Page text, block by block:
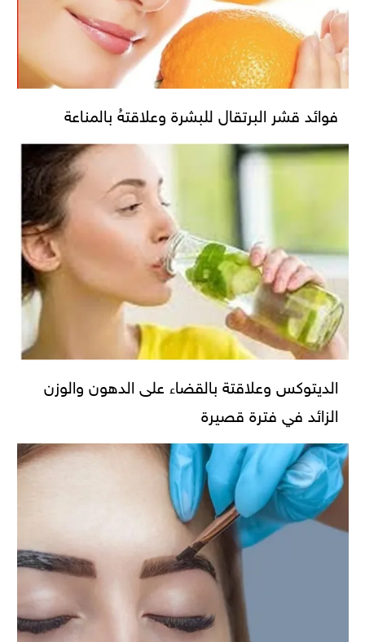
فوائد قشر البرتقال للبشرة وعلاقتهُ بالمناعة
الديتوكس وعلاقتة بالقضاء على الدهون والوزن
الزائد في فترة قصيرة